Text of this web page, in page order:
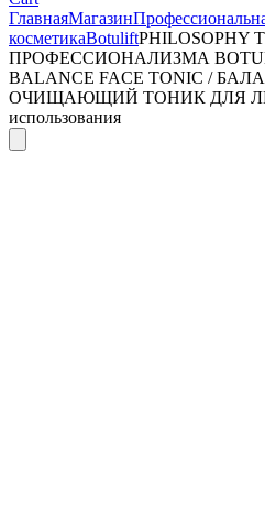
ГлавнаяМагазин
косметикаBotuliftPHILOSOPHY
ПРОФЕССИОНАЛИЗМА
BALANCE FACE TONIC /
ОЧИЩАЮЩИЙ ТОНИК ДЛЯ
использования